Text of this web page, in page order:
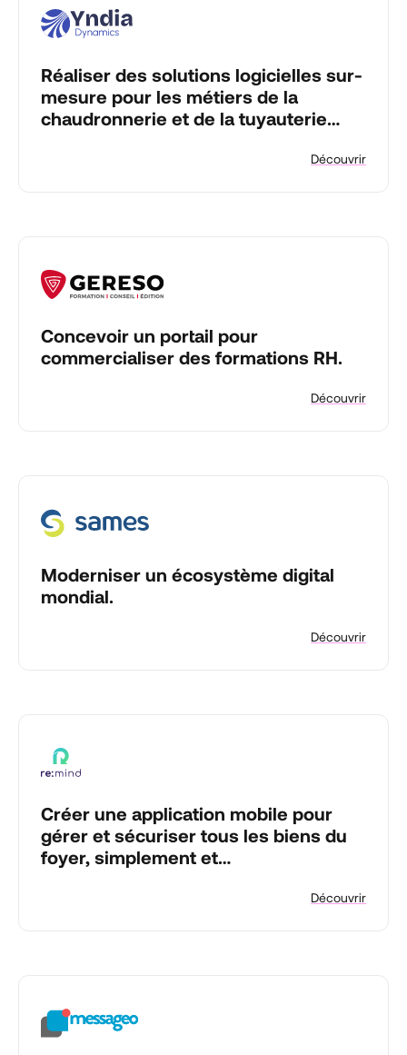
Réaliser des solutions logicielles sur-
mesure pour les métiers de la
chaudronnerie et de la tuyauterie
Découvrir
Concevoir un portail pour
commercialiser des formations RH.
Découvrir
Moderniser un écosystème digital
mondial.
Découvrir
Créer une application mobile pour
gérer et sécuriser tous les biens du
foyer, simplement et
Découvrir